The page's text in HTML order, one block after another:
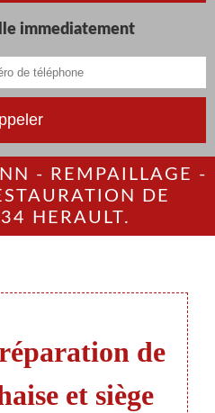
immediatement
- REMPAILLAGE -
DE
HERAULT.
de
et siège